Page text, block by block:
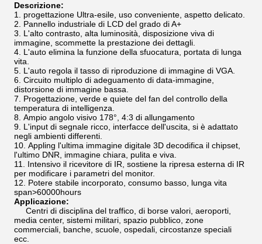
Descrizione:
progettazione Ultra-esile, uso conveniente, aspetto delicato.
Pannello industriale di LCD del grado di A+
L'alto contrasto, alta luminosità, disposizione viva di
immagine, scommette la prestazione dei dettagli.
L'auto elimina la funzione della sfuocatura, portata di lunga
vita.
L'auto regola il tasso di riproduzione di immagine di VGA.
Circuito multiplo di adeguamento di data-immagine,
distorsione di immagine bassa.
Progettazione, verde e quiete del fan del controllo della
temperatura di intelligenza.
Ampio angolo visivo 178°, 4:3 di allungamento
L'input di segnale ricco, interfacce dell'uscita, si è adattato
negli ambienti differenti.
Appling l'ultima immagine digitale 3D decodifica il chipset,
l'ultimo DNR, immagine chiara, pulita e viva.
Intensivo il ricevitore di IR, sostiene la ripresa esterna di IR
per modificare i parametri del monitor.
Potere stabile incorporato, consumo basso, lunga vita
span>60000hours
Applicazione:
Centri di disciplina del traffico, di borse valori, aeroporti,
media center, sistemi militari, spazio pubblico, zone
commerciali, banche, scuole, ospedali, circostanze speciali
ecc.